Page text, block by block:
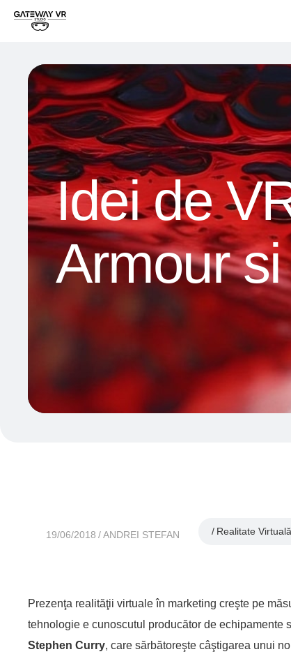
Idei de
Armour
19/06/2018 ANDREI STEFAN Realitate Virtuală
Prezenţa realităţii virtuale în marketing creşte pe
tehnologie e cunoscutul producător de echipamente
Stephen Curry, care sărbătoreşte câştigarea unui